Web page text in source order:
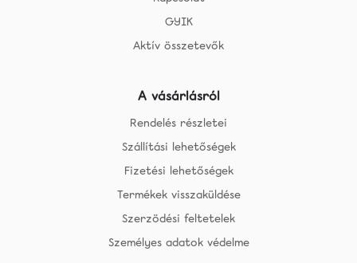
GYIK
Aktív összetevők
A vásárlásról
Rendelés részletei
Szállítási lehetőségek
Fizetési lehetőségek
Termékek visszaküldése
Szerzödési feltetelek
Személyes adatok védelme